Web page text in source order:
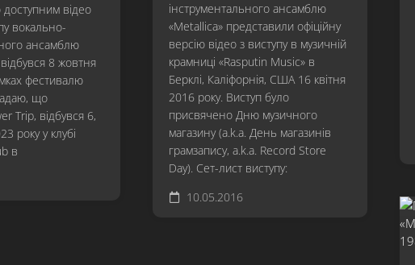
відео
вокально-
ансамблю
8 жовтня
фестивалю
що
Trip, відбувся 6,
року у клубі
в
інструментального ансамблю
«Metallica» представили офіційну
версію відео з виступу в музичній
крамниці «Rasputin Music» в
Берклі, Каліфорнія, США 16 квітня
2016 року. Виступ було
присвячено Дню музичного
магазину (a.k.a. День магазинів
грамзапису, a.k.a. Record Store
Day). Сет-лист виступу:
10.05.2016